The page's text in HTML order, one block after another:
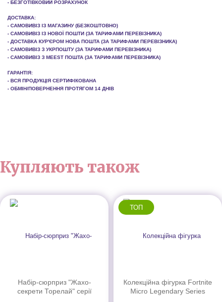
- БЕЗГОТІВКОВИЙ РОЗРАХУНОК
ДОСТАВКА:
- САМОВИВІЗ ІЗ МАГАЗИНУ (БЕЗКОШТОВНО)
- САМОВИВІЗ ІЗ НОВОЇ ПОШТИ (ЗА ТАРИФАМИ ПЕРЕВІЗНИКА)
- ДОСТАВКА КУР'ЄРОМ НОВА ПОШТА (ЗА ТАРИФАМИ ПЕРЕВІЗНИКА)
- САМОВИВІЗ З УКРПОШТУ (ЗА ТАРИФАМИ ПЕРЕВІЗНИКА)
- САМОВИВІЗ З MEEST ПОШТА (ЗА ТАРИФАМИ ПЕРЕВІЗНИКА)
ГАРАНТІЯ:
- ВСЯ ПРОДУКЦІЯ СЕРТИФІКОВАНА
- ОБМІН/ПОВЕРНЕННЯ ПРОТЯГОМ 14 ДНІВ
Купляють також
Набір-сюрприз "Жахо-
секрети Торелай" серії
ТОП
Колекційна фігурка Fortnite
Micro Legendary Series